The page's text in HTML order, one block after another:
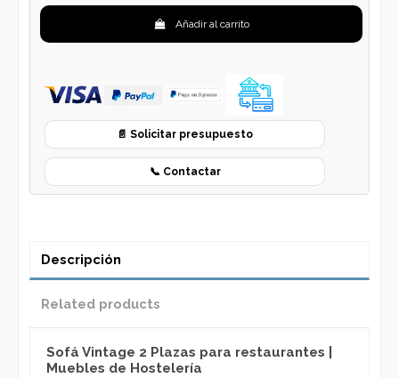
Añadir al carrito
📄 Solicitar presupuesto
📞 Contactar
Descripción
Related products
Sofá Vintage 2 Plazas para restaurantes |
Muebles de Hostelería